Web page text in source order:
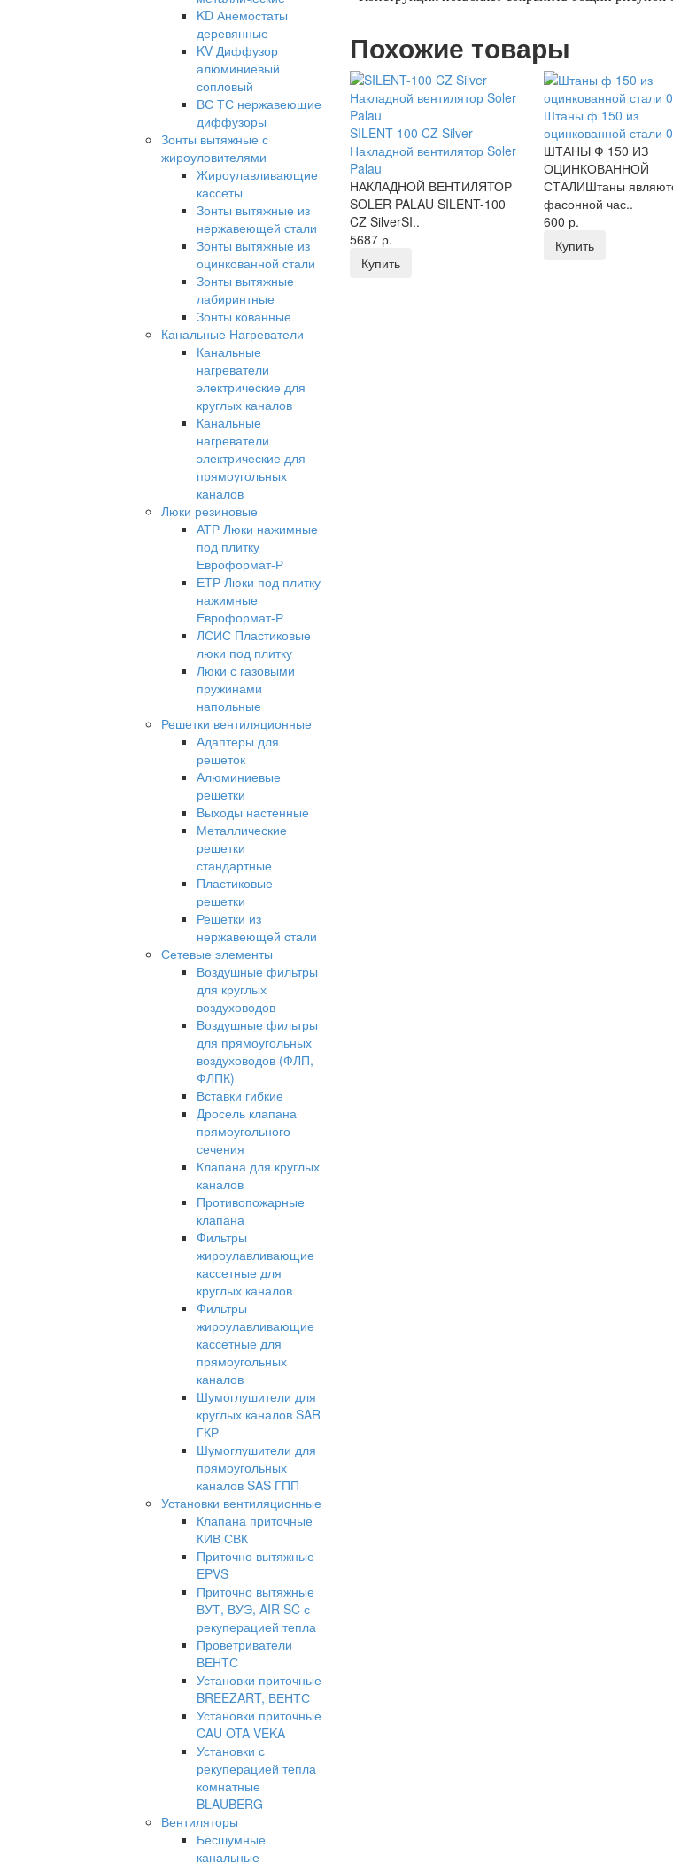
KD Анемостаты
деревянные
KV Диффузор
алюминиевый
сопловый
ВС ТС нержавеющие
диффузоры
Зонты вытяжные с
жироуловителями
Жироулавливающие
кассеты
Зонты вытяжные из
нержавеющей стали
Зонты вытяжные из
оцинкованной стали
Зонты вытяжные
лабиринтные
Зонты кованные
Канальные Нагреватели
Канальные
нагреватели
электрические для
круглых каналов
Канальные
нагреватели
электрические для
прямоугольных
каналов
Люки резиновые
АТР Люки нажимные
под плитку
Евроформат-Р
ЕТР Люки под плитку
нажимные
Евроформат-Р
ЛСИС Пластиковые
люки под плитку
Люки с газовыми
пружинами
напольные
Решетки вентиляционные
Адаптеры для
решеток
Алюминиевые
решетки
Выходы настенные
Металлические
решетки
стандартные
Пластиковые
решетки
Решетки из
нержавеющей стали
Сетевые элементы
Воздушные фильтры
для круглых
воздуховодов
Воздушные фильтры
для прямоугольных
воздуховодов (ФЛП,
ФЛПК)
Вставки гибкие
Дросель клапана
прямоугольного
сечения
Клапана для круглых
каналов
Противопожарные
клапана
Фильтры
жироулавливающие
кассетные для
круглых каналов
Фильтры
жироулавливающие
кассетные для
прямоугольных
каналов
Шумоглушители для
круглых каналов SAR
ГКР
Шумоглушители для
прямоугольных
каналов SAS ГПП
Установки вентиляционные
Клапана приточные
КИВ СВК
Приточно вытяжные
EPVS
Приточно вытяжные
ВУТ, ВУЭ, AIR SC с
рекуперацией тепла
Проветриватели
ВЕНТС
Установки приточные
BREEZART, ВЕНТС
Установки приточные
CAU OTA VEKA
Установки с
рекуперацией тепла
комнатные
BLAUBERG
Вентиляторы
Бесшумные
канальные
Похожие товары
SILENT-100 CZ Silver
Накладной вентилятор Soler
Palau
НАКЛАДНОЙ ВЕНТИЛЯТОР
SOLER PALAU SILENT-100
CZ SilverSI..
5687 р.
Купить
Штаны ф 150 из
оцинкованной стали
ШТАНЫ Ф 150 ИЗ
ОЦИНКОВАННОЙ
СТАЛИШтаны
фасонной час..
600 р.
Купить